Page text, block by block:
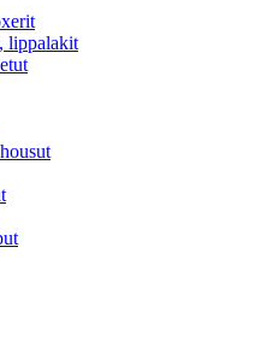
lippalakit